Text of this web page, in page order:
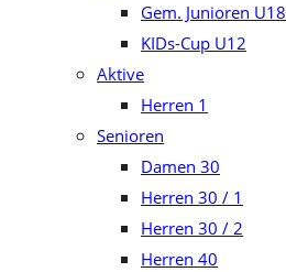
Gem. Junioren U18
KIDs-Cup U12
Aktive
Herren 1
Senioren
Damen 30
Herren 30 / 1
Herren 30 / 2
Herren 40